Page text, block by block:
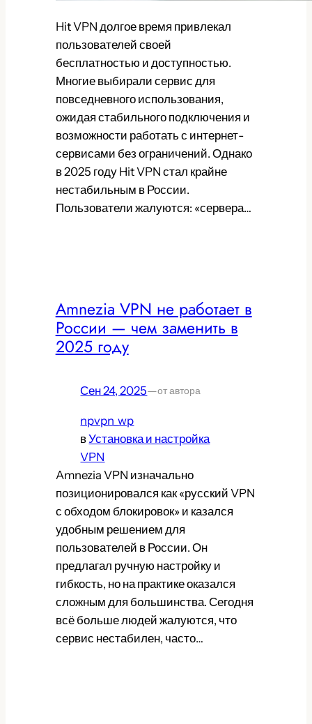
Hit VPN долгое время привлекал
пользователей своей
бесплатностью и доступностью.
Многие выбирали сервис для
повседневного использования,
ожидая стабильного подключения и
возможности работать с интернет-
сервисами без ограничений. Однако
в 2025 году Hit VPN стал крайне
нестабильным в России.
Пользователи жалуются: «сервера…
Amnezia VPN не работает в
России — чем заменить в
2025 году
Сен 24, 2025—от автора
npvpn_wp
вУстановка и настройка
VPN
Amnezia VPN изначально
позиционировался как «русский VPN
с обходом блокировок» и казался
удобным решением для
пользователей в России. Он
предлагал ручную настройку и
гибкость, но на практике оказался
сложным для большинства. Сегодня
всё больше людей жалуются, что
сервис нестабилен, часто…